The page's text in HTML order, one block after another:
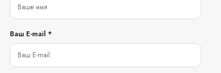
Ваш E-mail *